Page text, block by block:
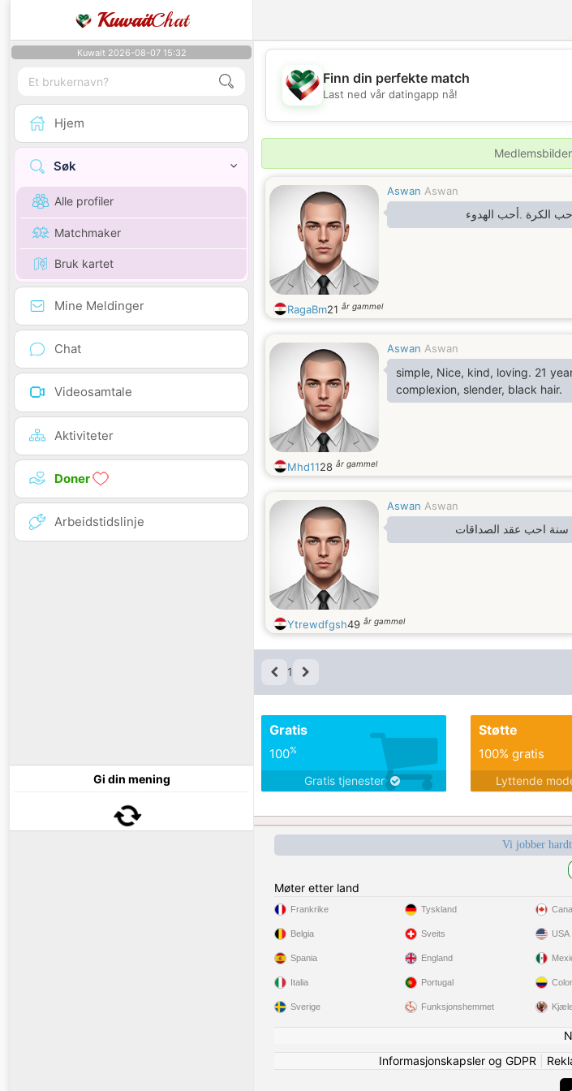
KuwaitChat
Kuwait 2026-08-07 15:32
Hjem
Søk
Alle profiler
Matchmaker
Bruk kartet
Mine Meldinger
Chat
Videosamtale
Aktiviteter
Doner
Arbeidstidslinje
Gi din mening
💖
Finn din perfekte match
Last ned vår datingapp nå!
Aswan Aswan
الكرة .أحب الهدوء
RagaBm21 år gammel
Aswan Aswan
simple, Nice, kind, loving. 21 years, tanned
complexion, slender, black hair.
Mhd1128 år gammel
Aswan Aswan
Ytrewdfgsh49 år gammel
1
Gratis
100%
Gratis tjenester
Støtte
100% gratis
Lyttende
Vi jobber
Møter etter land
Frankrike
Belgia
Spania
Italia
Sverige
Tyskland
Sveits
England
Portugal
Funksjonshemmet
USA
Informasjonskapsler og GDPR